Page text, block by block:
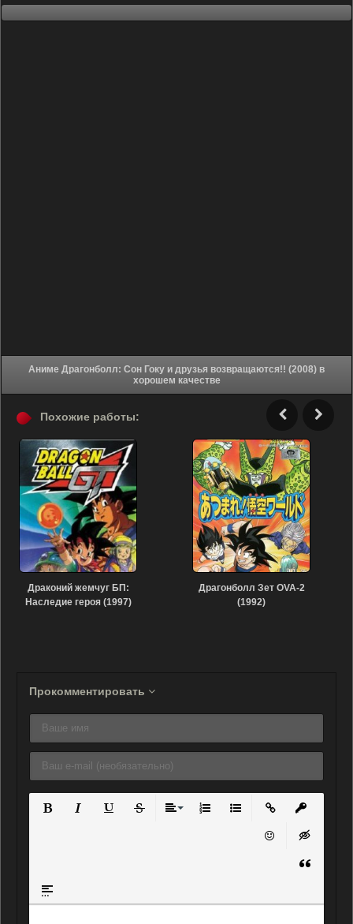
Аниме Драгонболл: Сон Гоку и друзья возвращаются!! (2008) в
хорошем качестве
Похожие работы:
Драконий жемчуг БП:
Наследие героя (1997)
Драгонболл Зет OVA-2
(1992)
Прокомментировать
Нумерованный список
Маркированный
Вставить ссылку
Вставить